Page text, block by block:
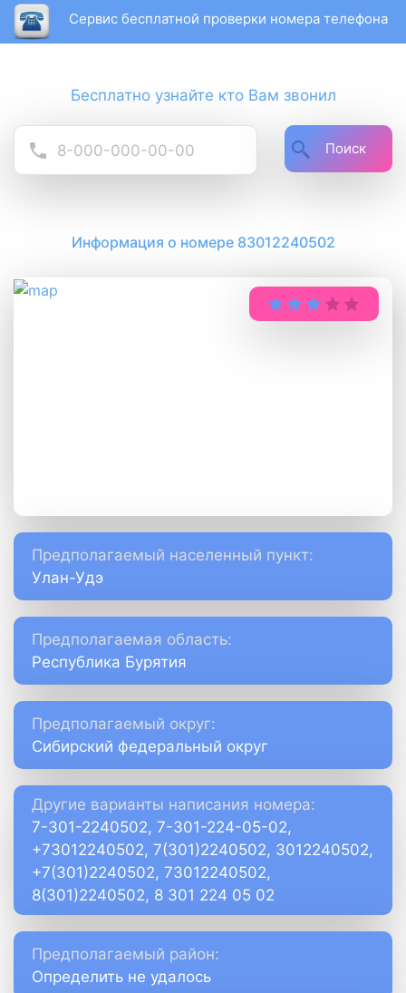
Сервис бесплатной проверки номера телефона
Бесплатно узнайте кто Вам звонил
Поиск
Информация о номере 83012240502
Предполагаемый населенный пункт:
Улан-Удэ
Предполагаемая область:
Республика Бурятия
Предполагаемый округ:
Сибирский федеральный округ
Другие варианты написания номера:
7-301-2240502, 7-301-224-05-02,
+73012240502, 7(301)2240502, 3012240502,
+7(301)2240502, 73012240502,
8(301)2240502, 8 301 224 05 02
Предполагаемый район:
Определить не удалось